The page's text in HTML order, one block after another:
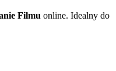
Filmu online. Idealny do